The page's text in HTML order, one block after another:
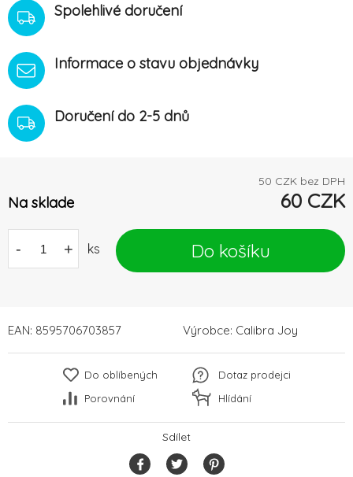
50 CZK bez DPH
Na sklade 60 CZK
- + ks Do košíku
Spolehlivé doručení
Informace o stavu objednávky
Doručení do 2-5 dnů
EAN: 8595706703857 Výrobce: Calibra Joy
Do oblíbených
Porovnání
Dotaz prodejci
Hlídání
Sdílet